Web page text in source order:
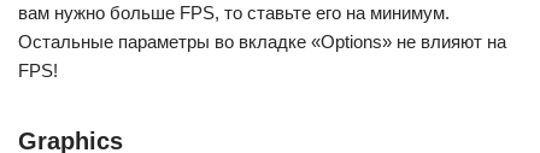
вам нужно больше FPS, то ставьте его на минимум.
Остальные параметры во вкладке «Options» не влияют на
FPS!
Graphics